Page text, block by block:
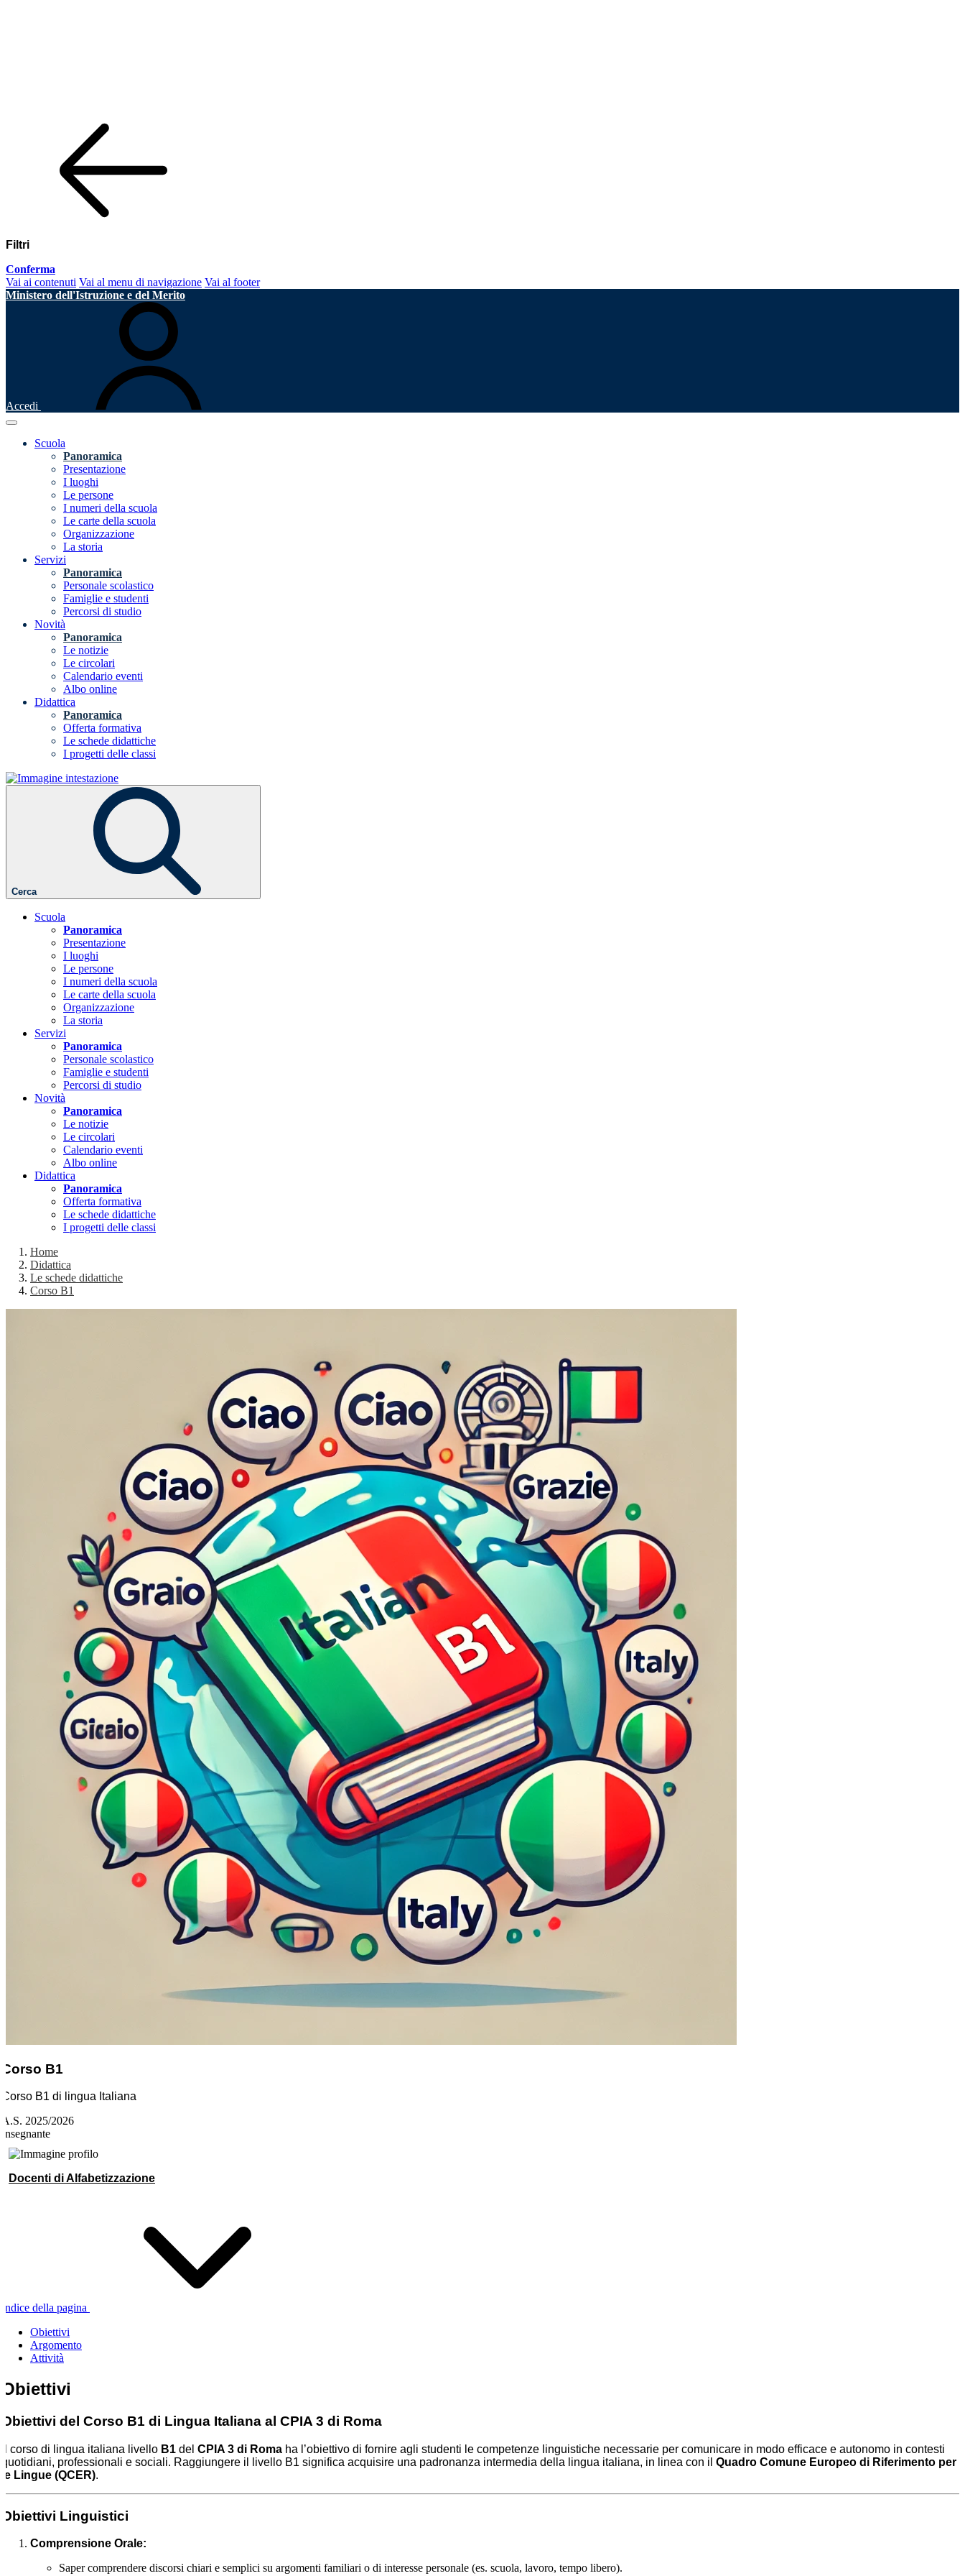
Filtri
Conferma
Vai ai contenuti Vai al menu di navigazione Vai al footer
Ministero dell'Istruzione e del Merito
Accedi
Scuola
Panoramica
Presentazione
I luoghi
Le persone
I numeri della scuola
Le carte della scuola
Organizzazione
La storia
Servizi
Panoramica
Personale scolastico
Famiglie e studenti
Percorsi di studio
Novità
Panoramica
Le notizie
Le circolari
Calendario eventi
Albo online
Didattica
Panoramica
Offerta formativa
Le schede didattiche
I progetti delle classi
Cerca
Scuola
Panoramica
Presentazione
I luoghi
Le persone
I numeri della scuola
Le carte della scuola
Organizzazione
La storia
Servizi
Panoramica
Personale scolastico
Famiglie e studenti
Percorsi di studio
Novità
Panoramica
Le notizie
Le circolari
Calendario eventi
Albo online
Didattica
Panoramica
Offerta formativa
Le schede didattiche
I progetti delle classi
Home
Didattica
Le schede didattiche
Corso B1
Corso B1
Corso B1 di lingua Italiana
A.S. 2025/2026
Insegnante
Docenti di Alfabetizzazione
Indice della pagina
Obiettivi
Argomento
Attività
Obiettivi
Obiettivi del Corso B1 di Lingua Italiana al CPIA 3 di Roma
Il corso di lingua italiana livello B1 del CPIA 3 di Roma ha l’obiettivo di fornire agli studenti le competenze linguistiche necessarie per comunicare in modo efficace e autonomo in contesti
quotidiani, professionali e sociali. Raggiungere il livello B1 significa acquisire una padronanza intermedia della lingua italiana, in linea con il Quadro Comune Europeo di Riferimento per
le Lingue (QCER).
Obiettivi Linguistici
Comprensione Orale:
Saper comprendere discorsi chiari e semplici su argomenti familiari o di interesse personale (es. scuola, lavoro, tempo libero).